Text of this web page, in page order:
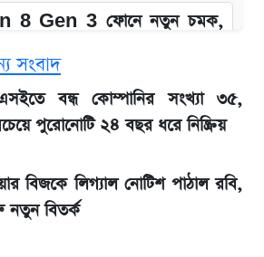
8 Gen 3 ফোনে নতুন চমক,
যে ৩ উপায়ে জানা যাবে
শেষে মন্ত্রিসভায় পরিবর্তন
সোনা ও রুপার সর্বশেষ দাম
সংবাদ
বন্ধ কোম্পানির সংখ্যা ৩৫,
পুরোনোটি ২৪ বছর ধরে নিষ্ক্রিয়
বিজকে লিগ্যাল নোটিশ পাঠাল রবি,
বিতর্ক